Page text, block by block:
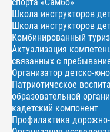
Школа инструкторов
Школа инструкторов
Комбинированный
Актуализация
связанных с
Организатор детско-
Патриотическое
образовательной
кадетский компонент
Профилактика